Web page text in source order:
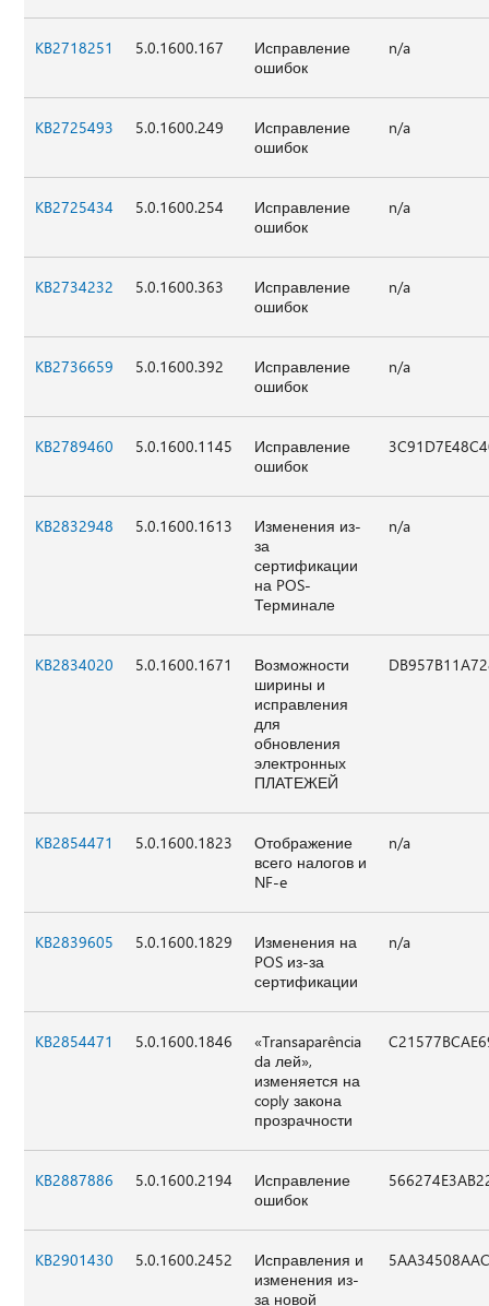
KB2718251 5.0.1600.167
Исправление
ошибок
n/a
KB2725493 5.0.1600.249
Исправление
ошибок
n/a
KB2725434 5.0.1600.254
Исправление
ошибок
n/a
KB2734232 5.0.1600.363
Исправление
ошибок
n/a
KB2736659 5.0.1600.392
Исправление
ошибок
n/a
KB2789460 5.0.1600.1145
Исправление
ошибок
KB2832948 5.0.1600.1613
Изменения из-
за
сертификации
на POS-
Терминале
n/a
KB2834020 5.0.1600.1671
Возможности
ширины и
исправления
для
обновления
электронных
ПЛАТЕЖЕЙ
KB2854471 5.0.1600.1823
Отображение
всего налогов и
NF-e
n/a
KB2839605 5.0.1600.1829
Изменения на
POS из-за
сертификации
n/a
KB2854471 5.0.1600.1846
«Transaparência
da лей»,
изменяется на
coply закона
прозрачности
KB2887886 5.0.1600.2194
Исправление
ошибок
KB2901430 5.0.1600.2452
Исправления и
изменения из-
за новой